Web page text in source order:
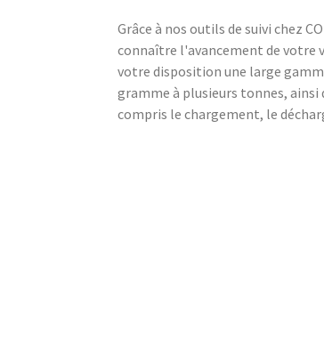
Grâce à nos outils de suivi chez
connaître l'avancement de votre
votre disposition une large
gramme à plusieurs tonnes,
compris le chargement, le